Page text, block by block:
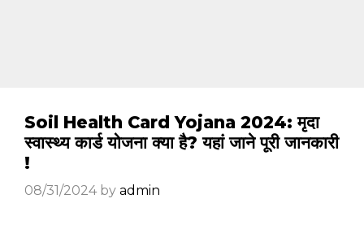
Soil Health Card Yojana 2024: मृदा
स्वास्थ्य कार्ड योजना क्या है? यहां जाने पूरी जानकारी
!
08/31/2024 by admin